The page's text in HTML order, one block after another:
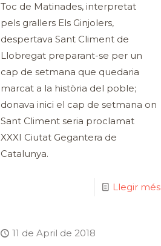
Toc de Matinades, interpretat
pels grallers Els Ginjolers,
despertava Sant Climent de
Llobregat preparant-se per un
cap de setmana que quedaria
marcat a la història del poble;
donava inici el cap de setmana on
Sant Climent seria proclamat
XXXI Ciutat Gegantera de
Catalunya.
Llegir més
11 de April de 2018